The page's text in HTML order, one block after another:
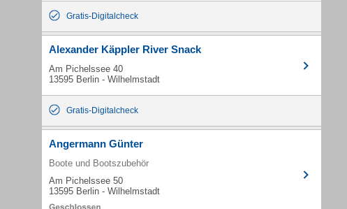
Gratis-Digitalcheck
Alexander Käppler River Snack
Am Pichelssee 40
13595 Berlin - Wilhelmstadt
Gratis-Digitalcheck
Angermann Günter
Boote und Bootszubehör
Am Pichelssee 50
13595 Berlin - Wilhelmstadt